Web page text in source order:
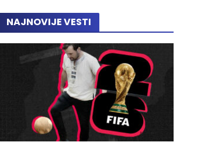
NAJNOVIJE VESTI